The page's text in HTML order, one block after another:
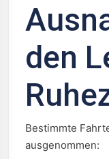
den
Bestimmte
ausgenommen: